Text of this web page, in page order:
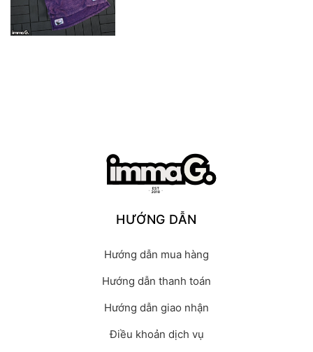
HƯỚNG DẪN
Hướng dẫn mua hàng
Hướng dẫn thanh toán
Hướng dẫn giao nhận
Điều khoản dịch vụ